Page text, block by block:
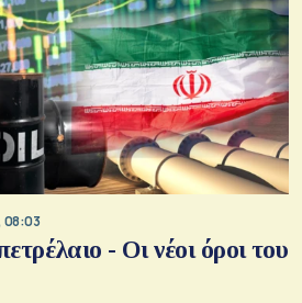
08:03
- Οι νέοι όροι του